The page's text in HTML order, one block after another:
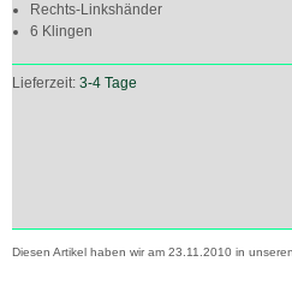
Rechts-Linkshänder
6 Klingen
Lieferzeit: 3-4 Tage
Diesen Artikel haben wir am 23.11.2010 in